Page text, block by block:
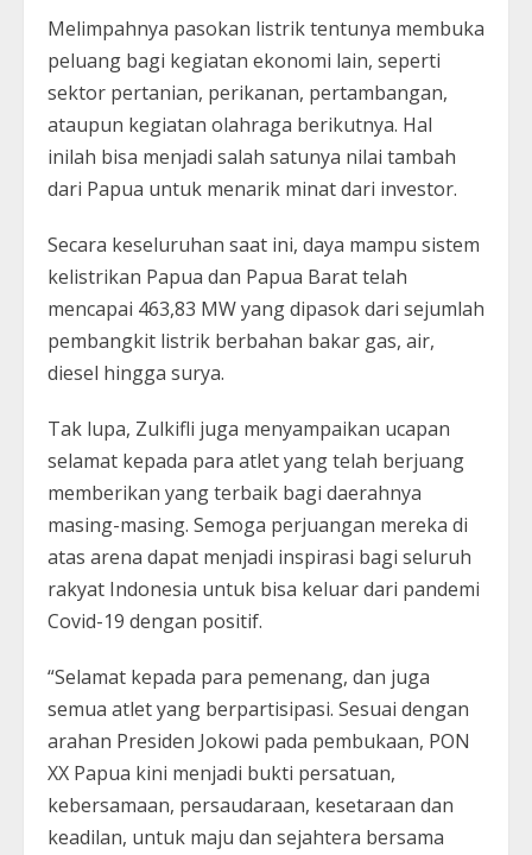
Melimpahnya pasokan listrik tentunya membuka
peluang bagi kegiatan ekonomi lain, seperti
sektor pertanian, perikanan, pertambangan,
ataupun kegiatan olahraga berikutnya. Hal
inilah bisa menjadi salah satunya nilai tambah
dari Papua untuk menarik minat dari investor.
Secara keseluruhan saat ini, daya mampu sistem
kelistrikan Papua dan Papua Barat telah
mencapai 463,83 MW yang dipasok dari sejumlah
pembangkit listrik berbahan bakar gas, air,
diesel hingga surya.
Tak lupa, Zulkifli juga menyampaikan ucapan
selamat kepada para atlet yang telah berjuang
memberikan yang terbaik bagi daerahnya
masing-masing. Semoga perjuangan mereka di
atas arena dapat menjadi inspirasi bagi seluruh
rakyat Indonesia untuk bisa keluar dari pandemi
Covid-19 dengan positif.
“Selamat kepada para pemenang, dan juga
semua atlet yang berpartisipasi. Sesuai dengan
arahan Presiden Jokowi pada pembukaan, PON
XX Papua kini menjadi bukti persatuan,
kebersamaan, persaudaraan, kesetaraan dan
keadilan, untuk maju dan sejahtera bersama